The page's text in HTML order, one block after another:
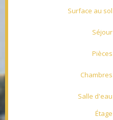
Surface au sol
Séjour
Pièces
Chambres
Salle d'eau
Étage